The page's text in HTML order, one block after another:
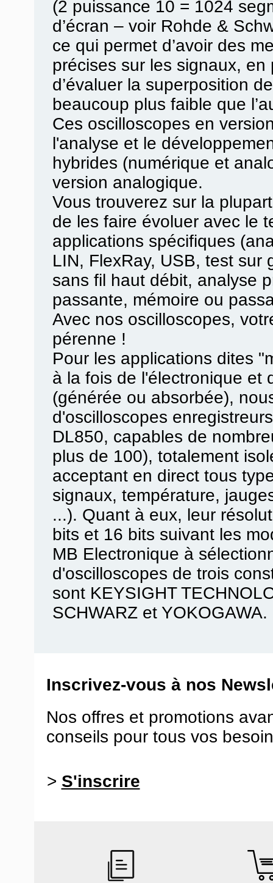
(2 puissance 10 = 1024
d’écran – voir Rohde &
ce qui permet d’avoir des
précises sur les signaux, en
d’évaluer la superposition
beaucoup plus faible que
Ces oscilloscopes en
l'analyse et le
hybrides (numérique et
version analogique.
Vous trouverez sur la
de les faire évoluer avec le
applications spécifiques
LIN, FlexRay, USB, test sur
sans fil haut débit, analyse
passante, mémoire ou
Avec nos oscilloscopes,
pérenne !
Pour les applications dites
à la fois de l'électronique et
(générée ou absorbée),
d'oscilloscopes
DL850, capables de
plus de 100), totalement
acceptant en direct tous
signaux, température,
...). Quant à eux, leur
bits et 16 bits suivant les
MB Electronique à
d'oscilloscopes de trois
sont KEYSIGHT
SCHWARZ et YOKOGAWA.
Inscrivez-vous à nos
Nos offres et promotions
conseils pour tous vos
> S'inscrire